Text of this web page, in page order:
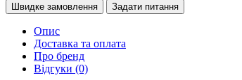
Швидке замовлення
Задати питання
Опис
Доставка та оплата
Про бренд
Відгуки (0)